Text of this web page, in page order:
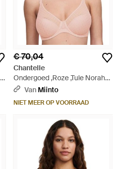
€ 70,04
Chantelle
Ondergoed ,Roze ,Tule Norah
Chic Bedekkende
Van Miinto
NIET MEER OP VOORRAAD